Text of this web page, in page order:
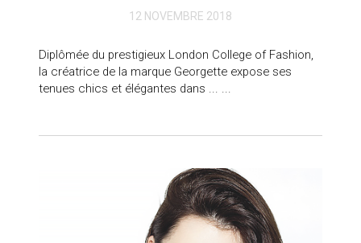
12 NOVEMBRE 2018
Diplômée du prestigieux London College of Fashion,
la créatrice de la marque Georgette expose ses
tenues chics et élégantes dans ... ...